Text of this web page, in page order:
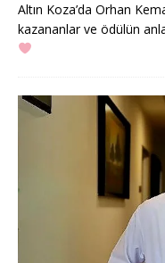
Altın Koza’da Orhan
kazananlar ve ödülün